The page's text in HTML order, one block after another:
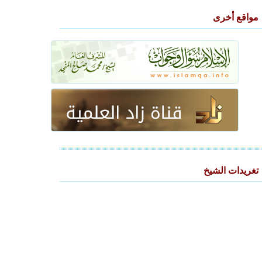
مواقع أخرى
تغريدات الشيخ